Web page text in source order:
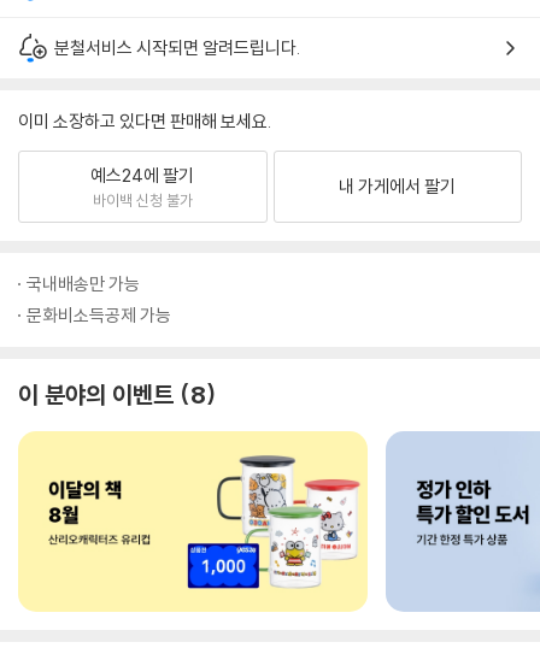
분철서비스 시작되면 알려드립니다.
이미 소장하고 있다면 판매해 보세요.
예스24에 팔기
바이백 신청 불가
내 가게에서 팔기
국내배송만 가능
문화비소득공제 가능
이 분야의 이벤트 8